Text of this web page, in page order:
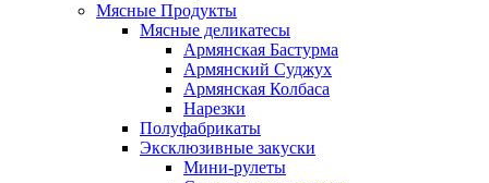
Мясные Продукты
Мясные деликатесы
Армянская Бастурма
Армянский Суджух
Армянская Колбаса
Нарезки
Полуфабрикаты
Эксклюзивные закуски
Мини-рулеты